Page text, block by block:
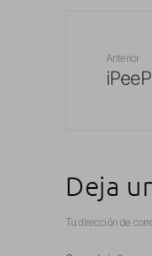
Anterior
Deja
Tu dirección de